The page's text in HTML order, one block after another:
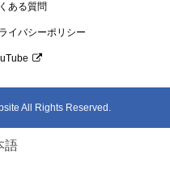
ある質問
イバシーポリシー
All Rights Reserved.
語